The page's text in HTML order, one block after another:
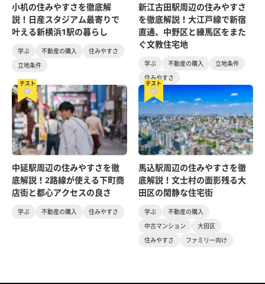
小机の住みやすさを徹底解
説！日産スタジアム最寄りで
叶える新横浜1駅の暮らし
学ぶ 不動産の購入
住みやすさ
立地条件
新江古田駅周辺の住みやすさ
を徹底解説！大江戸線で新宿
直通、中野区と練馬区をまた
ぐ文教住宅地
学ぶ 不動産の購入
立地条件
住みやすさ
テスト
中延駅周辺の住みやすさを徹
底解説！2路線が使える下町商
店街と都心アクセスの良さ
学ぶ 不動産の購入 住みやすさ
テスト
馬込駅周辺の住みやすさを徹
底解説！文士村の面影残る大
田区の閑静な住宅街
学ぶ
不動産の購入
中古マンション
大田区
住みやすさ
ファミリー向け